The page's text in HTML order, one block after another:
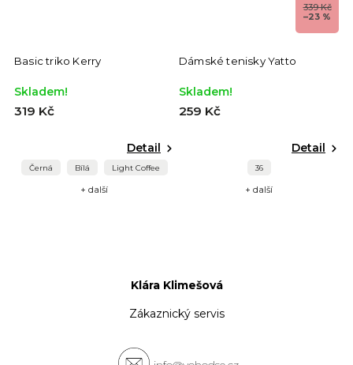
Basic triko Kerry
Skladem!
319 Kč
Detail
Černá Bílá Light Coffee
+ další
339 Kč
–23 %
Dámské tenisky Yatto
Skladem!
259 Kč
Detail
36
+ další
Klára Klimešová
Zákaznický servis